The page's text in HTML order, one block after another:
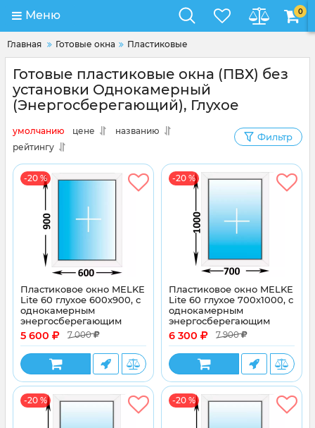
Меню 0
Главная Готовые окна Пластиковые
Готовые пластиковые окна (ПВХ) без
установки Однокамерный
(Энергосберегающий), Глухое
умолчанию цене
названию
рейтингу
Фильтр
-20 %
Пластиковое окно MELKE
Lite 60 глухое 600x900, с
однокамерным
энергосберегающим
стеклопакетом
5 600 7 000
-20 %
Пластиковое окно MELKE
Lite 60 глухое 700x1000, с
однокамерным
энергосберегающим
стеклопакетом
6 300 7 900
-20 % -20 %